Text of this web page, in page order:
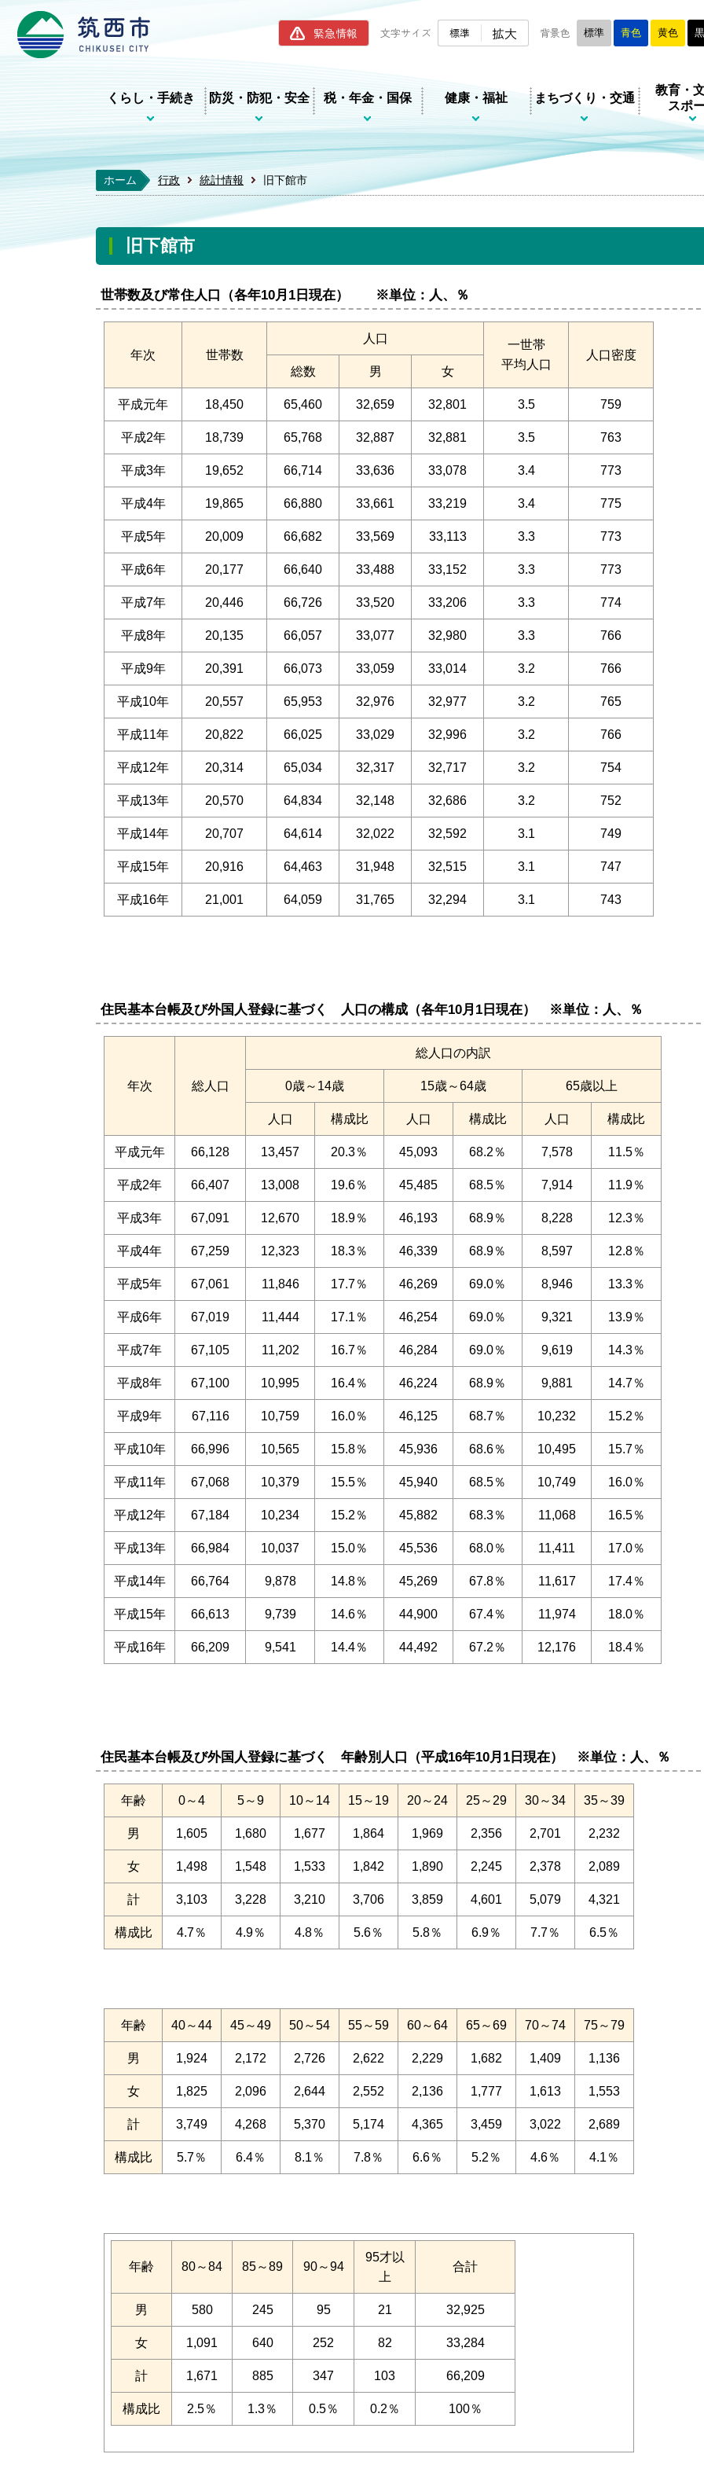
筑西市ホームページ
緊急情報 文字サイズ 標準 拡大 背景色 標準 青色 黄色
くらし・手続き 防災・防犯・安全 税・年金・国保 健康・福祉 まちづくり・交通
教育・
スポ
ホーム 行政 統計情報 旧下館市
旧下館市
世帯数及び常住人口（各年10月1日現在） ※単位：人、％
年次 世帯数
人口
一世帯
平均人口
人口密度
総数
男 女
平成元年 18,450 65,460 32,659 32,801 3.5 759
平成2年 18,739 65,768 32,887 32,881 3.5 763
平成3年 19,652 66,714 33,636 33,078 3.4 773
平成4年 19,865 66,880 33,661 33,219 3.4 775
平成5年 20,009 66,682 33,569 33,113 3.3 773
平成6年 20,177 66,640 33,488 33,152 3.3 773
平成7年 20,446 66,726 33,520 33,206 3.3 774
平成8年 20,135 66,057 33,077 32,980 3.3 766
平成9年 20,391 66,073 33,059 33,014 3.2 766
平成10年 20,557 65,953 32,976 32,977 3.2 765
平成11年 20,822 66,025 33,029 32,996 3.2 766
平成12年 20,314 65,034 32,317 32,717 3.2 754
平成13年 20,570 64,834 32,148 32,686 3.2 752
平成14年 20,707 64,614 32,022 32,592 3.1 749
平成15年 20,916 64,463 31,948 32,515 3.1 747
平成16年 21,001 64,059 31,765 32,294 3.1 743
住民基本台帳及び外国人登録に基づく 人口の構成（各年10月1日現在） ※単位：人、％
年次 総人口
総人口の内訳
0歳～14歳 15歳～64歳 65歳以上
人口 構成比 人口 構成比 人口 構成比
平成元年 66,128 13,457 20.3％ 45,093 68.2％ 7,578 11.5％
平成2年 66,407 13,008 19.6％ 45,485 68.5％ 7,914 11.9％
平成3年 67,091 12,670 18.9％ 46,193 68.9％ 8,228 12.3％
平成4年 67,259 12,323 18.3％ 46,339 68.9％ 8,597 12.8％
平成5年 67,061 11,846 17.7％ 46,269 69.0％ 8,946 13.3％
平成6年 67,019 11,444 17.1％ 46,254 69.0％ 9,321 13.9％
平成7年 67,105 11,202 16.7％ 46,284 69.0％ 9,619 14.3％
平成8年 67,100 10,995 16.4％ 46,224 68.9％ 9,881 14.7％
平成9年 67,116 10,759 16.0％ 46,125 68.7％ 10,232 15.2％
平成10年 66,996 10,565 15.8％ 45,936 68.6％ 10,495 15.7％
平成11年 67,068 10,379 15.5％ 45,940 68.5％ 10,749 16.0％
平成12年 67,184 10,234 15.2％ 45,882 68.3％ 11,068 16.5％
平成13年 66,984 10,037 15.0％ 45,536 68.0％ 11,411 17.0％
平成14年 66,764 9,878 14.8％ 45,269 67.8％ 11,617 17.4％
平成15年 66,613 9,739 14.6％ 44,900 67.4％ 11,974 18.0％
平成16年 66,209 9,541 14.4％ 44,492 67.2％ 12,176 18.4％
住民基本台帳及び外国人登録に基づく 年齢別人口（平成16年10月1日現在） ※単位：人、％
年齢 0～4 5～9 10～14 15～19 20～24 25～29 30～34 35～39
男 1,605 1,680 1,677 1,864 1,969 2,356 2,701 2,232
女 1,498 1,548 1,533 1,842 1,890 2,245 2,378 2,089
計 3,103 3,228 3,210 3,706 3,859 4,601 5,079 4,321
構成比 4.7％ 4.9％ 4.8％ 5.6％ 5.8％ 6.9％ 7.7％ 6.5％
年齢 40～44 45～49 50～54 55～59 60～64 65～69 70～74 75～79
男 1,924 2,172 2,726 2,622 2,229 1,682 1,409 1,136
女 1,825 2,096 2,644 2,552 2,136 1,777 1,613 1,553
計 3,749 4,268 5,370 5,174 4,365 3,459 3,022 2,689
構成比 5.7％ 6.4％ 8.1％ 7.8％ 6.6％ 5.2％ 4.6％ 4.1％
年齢 80～84 85～89 90～94
95才以
上
合計
男 580 245 95 21 32,925
女 1,091 640 252 82 33,284
計 1,671 885 347 103 66,209
構成比 2.5％ 1.3％ 0.5％ 0.2％ 100％